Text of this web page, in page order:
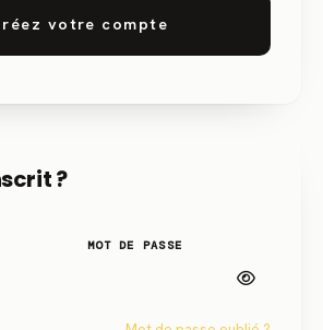
votre compte
?
MOT DE PASSE